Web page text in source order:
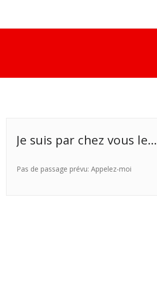
Je suis par chez vous le…
Pas de passage prévu: Appelez-moi